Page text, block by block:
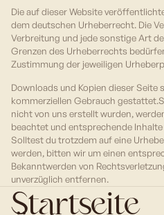
Die auf dieser Website
dem deutschen Urheberrecht. Die
Verbreitung und jede sonstige Art
Grenzen des Urheberrechts
Zustimmung der jeweiligen
Downloads und Kopien dieser Seite
kommerziellen Gebrauch
nicht von uns erstellt wurden,
beachtet und entsprechende
Solltest du trotzdem auf eine
werden, bitten wir um einen
Bekanntwerden von
unverzüglich entfernen.
Startseite